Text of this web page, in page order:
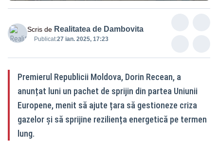
Scris de Realitatea de Dambovita
Publicat:27 ian. 2025, 17:23
Premierul Republicii Moldova, Dorin Recean, a
anunțat luni un pachet de sprijin din partea Uniunii
Europene, menit să ajute țara să gestioneze criza
gazelor și să sprijine reziliența energetică pe termen
lung.